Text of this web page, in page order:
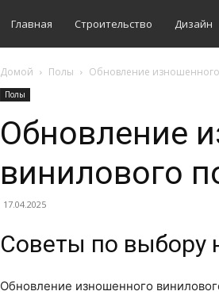
Главная Строительство Дизайн
Домой Полы Обновление
Полы
Обновление
винилового
17.04.2025
Советы по выбору
Обновление изношенного